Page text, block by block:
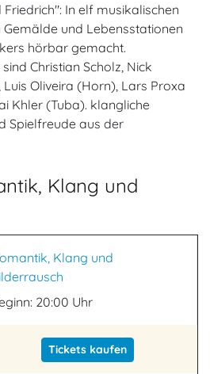
In elf musikalischen
und Lebensstationen
hörbar gemacht.
Christian Scholz, Nick
Oliveira (Horn), Lars Proxa
Khler (Tuba). klangliche
Spielfreude aus der
Klang und
Klang und
20:00 Uhr
Tickets kaufen